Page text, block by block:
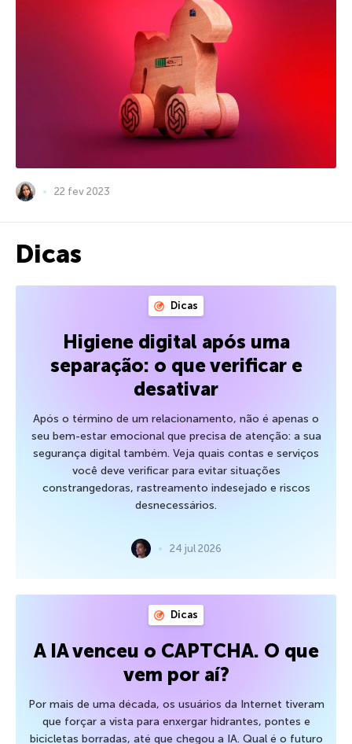
22 fev 2023
Dicas
Dicas
Higiene digital após uma
separação: o que verificar e
desativar
Após o término de um relacionamento, não é apenas o
seu bem-estar emocional que precisa de atenção: a sua
segurança digital também. Veja quais contas e serviços
você deve verificar para evitar situações
constrangedoras, rastreamento indesejado e riscos
desnecessários.
24 jul 2026
Dicas
A IA venceu o CAPTCHA. O que
vem por aí?
Por mais de uma década, os usuários da Internet tiveram
que forçar a vista para enxergar hidrantes, pontes e
bicicletas borradas, até que chegou a IA. Qual é o futuro